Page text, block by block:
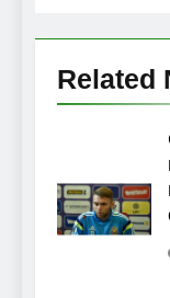
Related